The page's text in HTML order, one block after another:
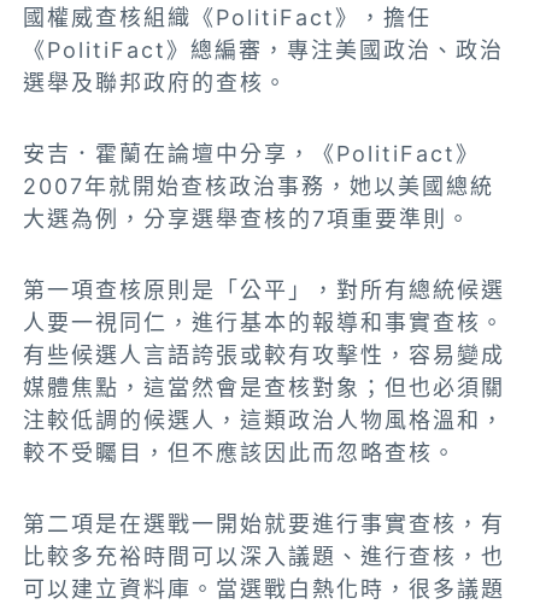
國權威查核組織《PolitiFact》，擔任
《PolitiFact》總編審，專注美國政治、政治
選舉及聯邦政府的查核。
安吉．霍蘭在論壇中分享，《PolitiFact》
2007年就開始查核政治事務，她以美國總統
大選為例，分享選舉查核的7項重要準則。
第一項查核原則是「公平」，對所有總統候選
人要一視同仁，進行基本的報導和事實查核。
有些候選人言語誇張或較有攻擊性，容易變成
媒體焦點，這當然會是查核對象；但也必須關
注較低調的候選人，這類政治人物風格溫和，
較不受矚目，但不應該因此而忽略查核。
第二項是在選戰一開始就要進行事實查核，有
比較多充裕時間可以深入議題、進行查核，也
可以建立資料庫。當選戰白熱化時，很多議題